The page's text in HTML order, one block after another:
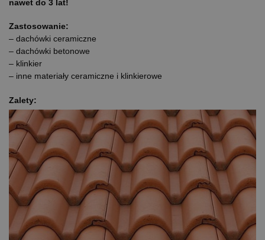
nawet do 3 lat!
Zastosowanie:
– dachówki ceramiczne
– dachówki betonowe
– klinkier
– inne materiały ceramiczne i klinkierowe
Zalety: